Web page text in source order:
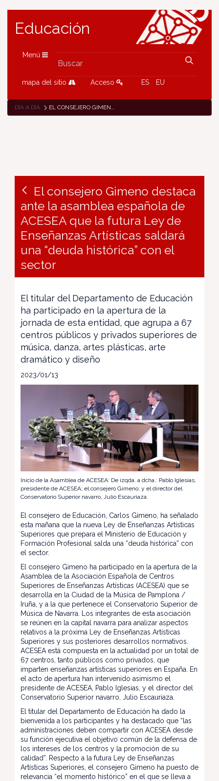
Educación
Menú
mapa del sitio Acceso ES EU
DÍA A DÍA EL CONSEJERO GIMENO DESTACA ANTE LA ASAMBLEA ESPAÑOLA DE ACESEA QUE LA FUTURA LEY DE ENSEÑANZAS ARTÍSTICAS SALDARÁ UNA “DEUDA HISTÓRICA” CON EL SECTOR
El consejero Gimeno destaca
ante la asamblea española de
ACESEA que la futura Ley de
Enseñanzas Artísticas saldará
una “deuda histórica” con el
sector
El titular del Departamento de Educación
ha participado en la apertura de la
jornada de esta entidad, que agrupa a 67
centros públicos y privados superiores de
música, danza, artes plásticas, arte
dramático y diseño
2023/01/13
Inicio de la Asamblea de ACESEA: De izqda. a dcha.: Pablo Iglesias,
presidente de ACESEA; el consejero Gimeno; y el director del
Conservatorio Superior navarro, Julio Escauriaza.
El consejero de Educación, Carlos Gimeno, ha señalado
esta mañana que la nueva Ley de Enseñanzas Artísticas
Superiores que prepara el Ministerio de Educación y
Formación Profesional salda una “deuda histórica” con
el sector.
El consejero Gimeno ha participado en la apertura de la
Asamblea de la Asociación Española de Centros
Superiores de Enseñanzas Artísticas (ACESEA) que se
desarrolla en la Ciudad de la Música de Pamplona /
Iruña, y a la que pertenece el Conservatorio Superior de
Música de Navarra. Los integrantes de esta asociación
se reúnen en la capital navarra para analizar aspectos
relativos a la próxima Ley de Enseñanzas Artísticas
Superiores y sus posteriores desarrollos normativos.
ACESEA está compuesta en la actualidad por un total de
67 centros, tanto públicos como privados, que
imparten enseñanzas artísticas superiores en España. En
el acto de apertura han intervenido asimismo el
presidente de ACESEA, Pablo Iglesias, y el director del
Conservatorio Superior navarro, Julio Escauriaza.
El titular del Departamento de Educación ha dado la
bienvenida a los participantes y ha destacado que “las
administraciones deben compartir con ACESEA desde
su función ejecutiva el objetivo común de la defensa de
los intereses de los centros y la promoción de su
calidad”. Respecto a la futura Ley de Enseñanzas
Artísticas Superiores, el consejero Gimeno ha puesto de
relevancia “el momento histórico” en el que se lleva a